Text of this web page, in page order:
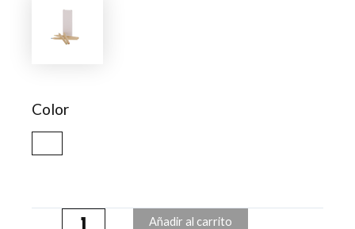
Color
Lápices
Añadir al carrito